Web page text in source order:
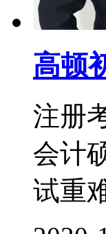
高顿
注册
会计
试重